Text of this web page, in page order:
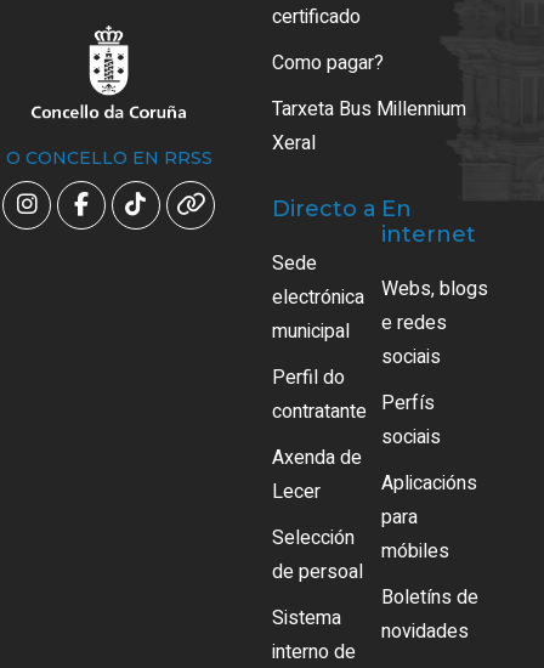
O CONCELLO EN RRSS
certificado
Como pagar?
Tarxeta Bus Millennium
Xeral
Directo a
Sede
electrónica
municipal
Perfil do
contratante
Axenda de
Lecer
Selección
de persoal
Sistema
interno de
En
internet
Webs, blogs
e redes
sociais
Perfís
sociais
Aplicacións
para
móbiles
Boletíns de
novidades